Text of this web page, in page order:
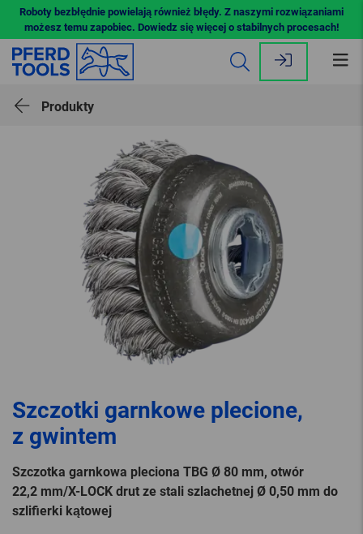
Roboty bezbłędnie powielają również błędy. Z naszymi rozwiązaniami
możesz temu zapobiec. Dowiedz się więcej o stabilnych procesach!
Produkty
Szczotki garnkowe plecione,
z gwintem
Szczotka garnkowa pleciona TBG Ø 80 mm, otwór
22,2 mm/X-LOCK drut ze stali szlachetnej Ø 0,50 mm do
szlifierki kątowej